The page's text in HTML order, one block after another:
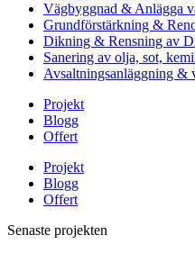
Vägbyggnad & Anlägga
Grundförstärkning &
Dikning & Rensning av
Sanering av olja, sot,
Avsaltningsanläggning &
Projekt
Blogg
Offert
Projekt
Blogg
Offert
Senaste projekten